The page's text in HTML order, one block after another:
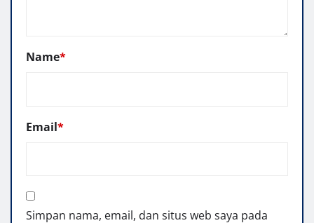
Name*
Email*
Simpan nama, email, dan situs web saya pada